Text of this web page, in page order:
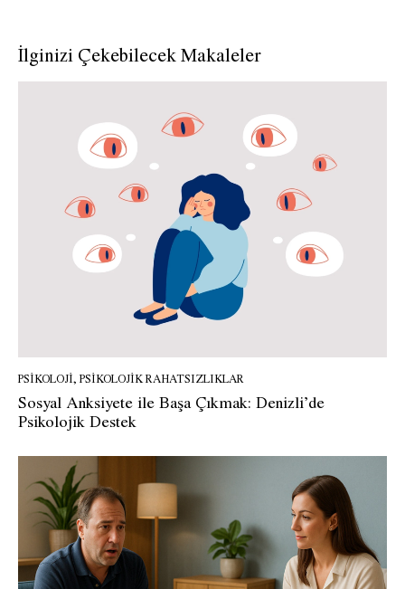
İlginizi Çekebilecek Makaleler
PSIKOLOJI, PSIKOLOJIK RAHATSIZLIKLAR
Sosyal Anksiyete ile Başa Çıkmak: Denizli’de
Psikolojik Destek